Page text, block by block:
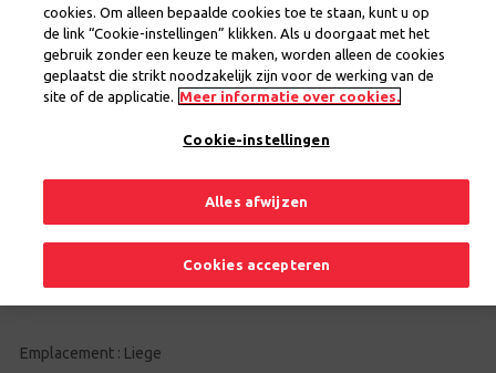
Facteur/Factrice -Lontzen
Consultez le job
Facteur/Factrice -Malmedy
Emplacement : Liege
cookies. Om alleen bepaalde cookies toe te staan, kunt u op
de link “Cookie-instellingen” klikken. Als u doorgaat met het
gebruik zonder een keuze te maken, worden alleen de cookies
geplaatst die strikt noodzakelijk zijn voor de werking van de
site of de applicatie. Meer informatie over cookies.
Cookie-instellingen
Alles afwijzen
Cookies accepteren